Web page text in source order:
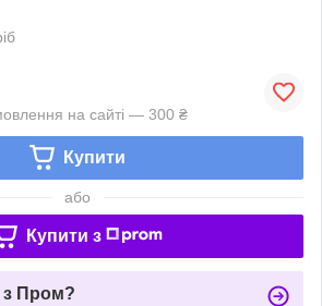
на сайті — 300 ₴
Купити
або
Купити з
з Пром?